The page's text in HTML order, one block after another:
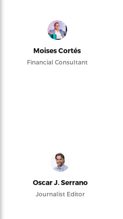
Moises Cortés
Financial Consultant
Oscar J. Serrano
Journalist Editor